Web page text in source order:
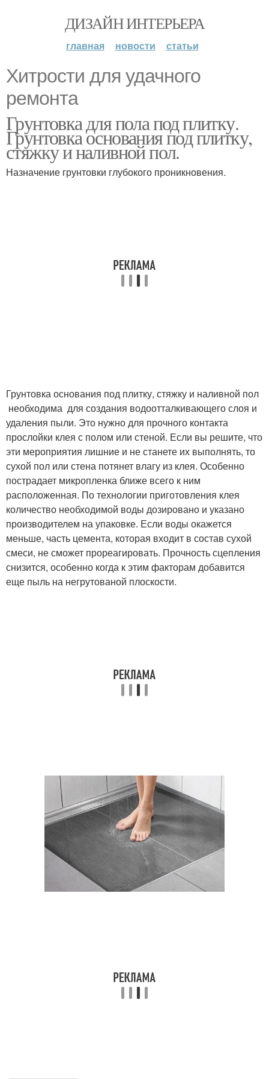
ДИЗАЙН ИНТЕРЬЕРА
главная новости статьи
Хитрости для удачного
ремонта
Грунтовка для пола под плитку.
Грунтовка основания под плитку,
стяжку и наливной пол.
Назначение грунтовки глубокого проникновения.
Грунтовка основания под плитку, стяжку и наливной пол
необходима для создания водоотталкивающего слоя и
удаления пыли. Это нужно для прочного контакта
прослойки клея с полом или стеной. Если вы решите, что
эти мероприятия лишние и не станете их выполнять, то
сухой пол или стена потянет влагу из клея. Особенно
пострадает микропленка ближе всего к ним
расположенная. По технологии приготовления клея
количество необходимой воды дозировано и указано
производителем на упаковке. Если воды окажется
меньше, часть цемента, которая входит в состав сухой
смеси, не сможет прореагировать. Прочность сцепления
снизится, особенно когда к этим факторам добавится
еще пыль на негрутованой плоскости.